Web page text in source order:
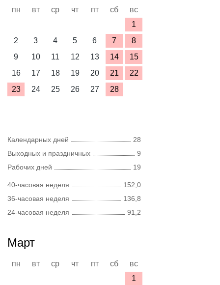
пн вт ср чт пт сб
вс
1
2
3 4 5 6 7
8
9
10 11 12 13 14
15
16
17 18 19 20 21
22
23
24 25 26 27 28
Календарных дней
28
Выходных и праздничных
9
Рабочих дней
19
40-часовая неделя
152,0
36-часовая неделя
136,8
24-часовая неделя
91,2
Март
пн вт ср чт пт сб
вс
1